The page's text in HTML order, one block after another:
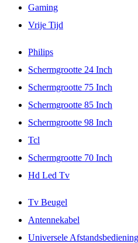
Gaming
Vrije Tijd
Philips
Schermgrootte 24 Inch
Schermgrootte 75 Inch
Schermgrootte 85 Inch
Schermgrootte 98 Inch
Tcl
Schermgrootte 70 Inch
Hd Led Tv
Tv Beugel
Antennekabel
Universele Afstandsbediening